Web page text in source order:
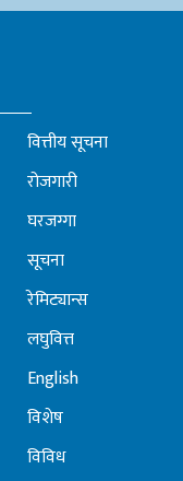
वित्तीय सूचना
रोजगारी
घरजग्गा
सूचना
रेमिट्यान्स
लघुवित्त
English
विशेष
विविध